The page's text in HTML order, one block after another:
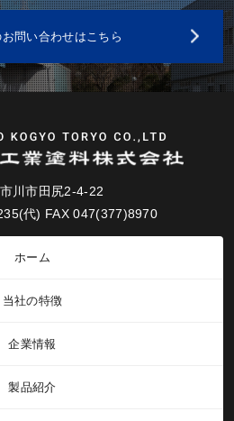
お問い合わせはこちら
川市田尻2-4-22
代) FAX 047(377)8970
ホーム
当社の特徴
企業情報
製品紹介